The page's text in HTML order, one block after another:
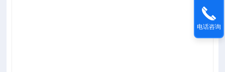
电话咨询